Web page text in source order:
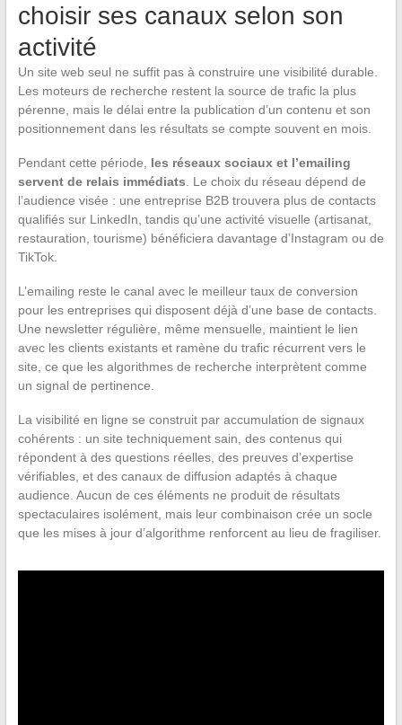
choisir ses canaux selon son
activité
Un site web seul ne suffit pas à construire une visibilité durable.
Les moteurs de recherche restent la source de trafic la plus
pérenne, mais le délai entre la publication d’un contenu et son
positionnement dans les résultats se compte souvent en mois.
Pendant cette période, les réseaux sociaux et l’emailing
servent de relais immédiats . Le choix du réseau dépend de
l’audience visée : une entreprise B2B trouvera plus de contacts
qualifiés sur LinkedIn, tandis qu’une activité visuelle (artisanat,
restauration, tourisme) bénéficiera davantage d’Instagram ou de
TikTok.
L’emailing reste le canal avec le meilleur taux de conversion
pour les entreprises qui disposent déjà d’une base de contacts.
Une newsletter régulière, même mensuelle, maintient le lien
avec les clients existants et ramène du trafic récurrent vers le
site, ce que les algorithmes de recherche interprètent comme
un signal de pertinence.
La visibilité en ligne se construit par accumulation de signaux
cohérents : un site techniquement sain, des contenus qui
répondent à des questions réelles, des preuves d’expertise
vérifiables, et des canaux de diffusion adaptés à chaque
audience. Aucun de ces éléments ne produit de résultats
spectaculaires isolément, mais leur combinaison crée un socle
que les mises à jour d’algorithme renforcent au lieu de fragiliser.